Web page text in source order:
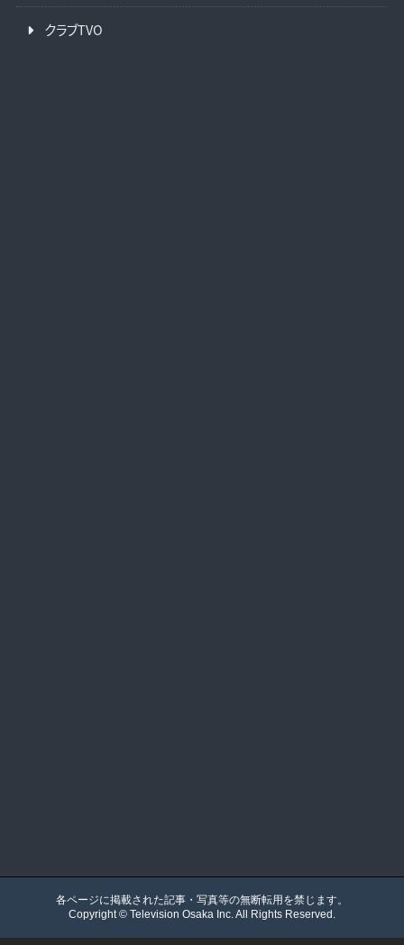
クラブTVO
各ページに掲載された記事・写真等の無断転用を禁じます。
Copyright © Television Osaka Inc. All Rights Reserved.